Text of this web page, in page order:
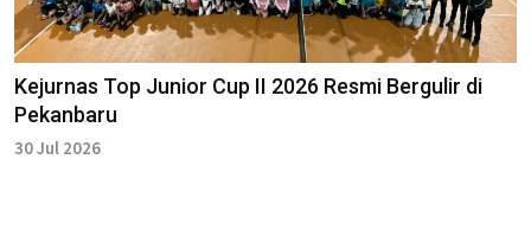
Kejurnas Top Junior Cup II 2026 Resmi Bergulir di
Pekanbaru
30 Jul 2026